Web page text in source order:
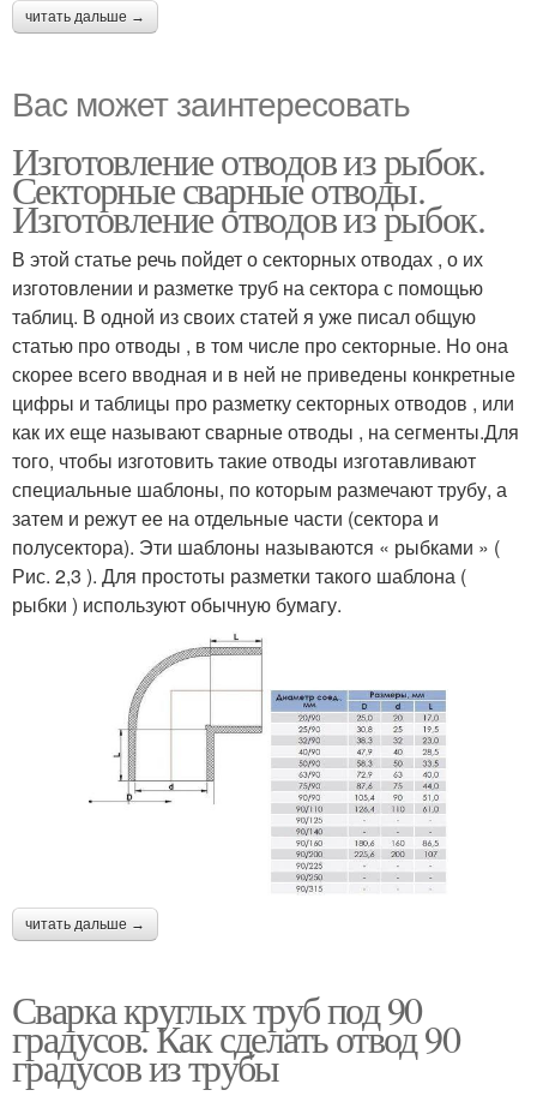
читать дальше →
Вас может заинтересовать
Изготовление отводов из рыбок.
Секторные сварные отводы.
Изготовление отводов из рыбок.
В этой статье речь пойдет о секторных отводах , о их
изготовлении и разметке труб на сектора с помощью
таблиц. В одной из своих статей я уже писал общую
статью про отводы , в том числе про секторные. Но она
скорее всего вводная и в ней не приведены конкретные
цифры и таблицы про разметку секторных отводов , или
как их еще называют сварные отводы , на сегменты.Для
того, чтобы изготовить такие отводы изготавливают
специальные шаблоны, по которым размечают трубу, а
затем и режут ее на отдельные части (сектора и
полусектора). Эти шаблоны называются « рыбками » (
Рис. 2,3 ). Для простоты разметки такого шаблона (
рыбки ) используют обычную бумагу.
читать дальше →
Сварка круглых труб под 90
градусов. Как сделать отвод 90
градусов из трубы